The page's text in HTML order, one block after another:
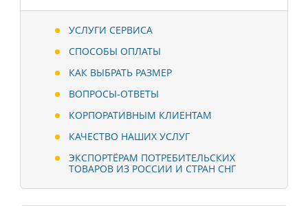
УСЛУГИ СЕРВИСА
СПОСОБЫ ОПЛАТЫ
КАК ВЫБРАТЬ РАЗМЕР
ВОПРОСЫ-ОТВЕТЫ
КОРПОРАТИВНЫМ КЛИЕНТАМ
КАЧЕСТВО НАШИХ УСЛУГ
ЭКСПОРТЁРАМ ПОТРЕБИТЕЛЬСКИХ
ТОВАРОВ ИЗ РОССИИ И СТРАН СНГ